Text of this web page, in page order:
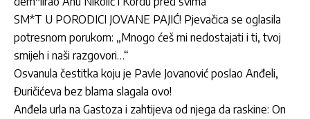
SM*T U PORODICI JOVANE PAJIĆ! Pjevačica se oglasila
potresnom porukom: „Mnogo ćeš mi nedostajati i ti, tvoj
smijeh i naši razgovori…“
Osvanula čestitka koju je Pavle Jovanović poslao Anđeli,
Đuričićeva bez blama slagala ovo!
Anđela urla na Gastoza i zahtijeva od njega da raskine: On